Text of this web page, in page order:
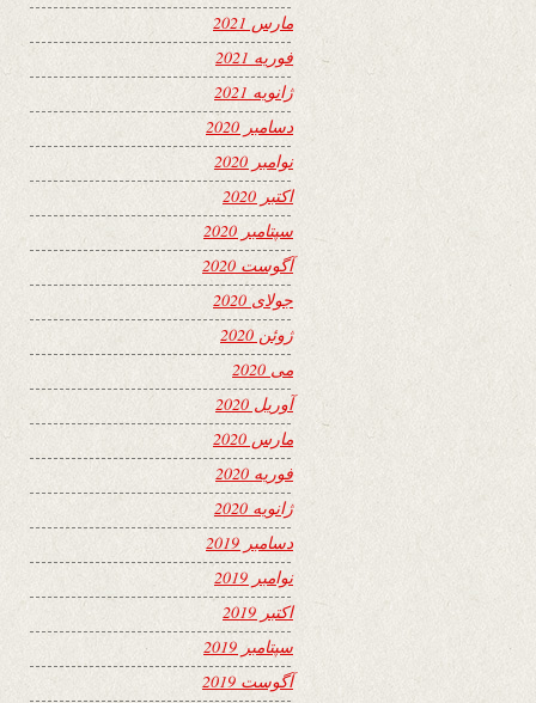
مارس 2021
فوریه 2021
ژانویه 2021
دسامبر 2020
نوامبر 2020
اکتبر 2020
سپتامبر 2020
آگوست 2020
جولای 2020
ژوئن 2020
می 2020
آوریل 2020
مارس 2020
فوریه 2020
ژانویه 2020
دسامبر 2019
نوامبر 2019
اکتبر 2019
سپتامبر 2019
آگوست 2019